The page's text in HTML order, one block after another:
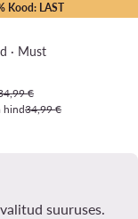
Kood: LAST
· Must
hind
€
hind34,99 €
suuruses.